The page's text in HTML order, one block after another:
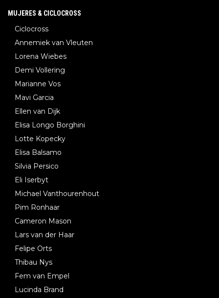
MUJERES & CICLOCROSS
Ciclocross
Annemiek van Vleuten
Lorena Wiebes
Demi Vollering
Marianne Vos
Mavi Garcia
Ellen van Dijk
Elisa Longo Borghini
Lotte Kopecky
Elisa Balsamo
Silvia Persico
Eli Iserbyt
Michael Vanthourenhout
Pim Ronhaar
Cameron Mason
Lars van der Haar
Felipe Orts
Thibau Nys
Fem van Empel
Lucinda Brand